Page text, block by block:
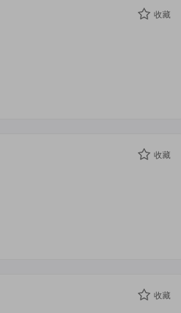
收藏
收藏
收藏